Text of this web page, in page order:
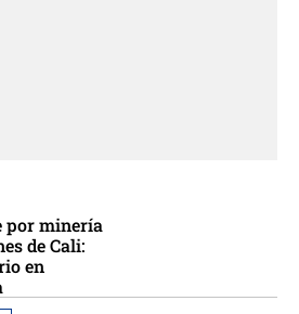
por minería
de Cali:
en